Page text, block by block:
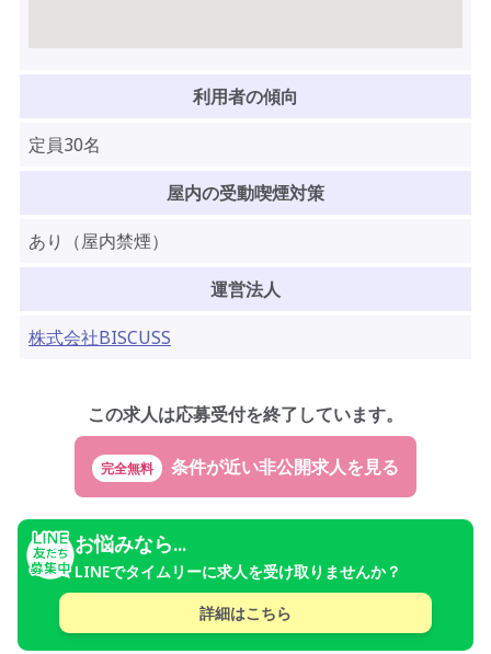
利用者の傾向
定員30名
屋内の受動喫煙対策
あり（屋内禁煙）
運営法人
株式会社BISCUSS
この求人は応募受付を終了しています。
完全無料
お悩みなら...
LINEでタイムリーに求人を受け取りませんか？
詳細はこちら